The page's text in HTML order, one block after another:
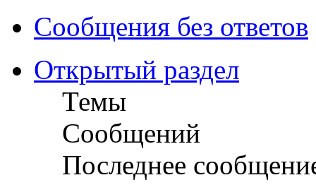
Сообщения без ответов
Открытый раздел
Темы
Сообщений
Последнее